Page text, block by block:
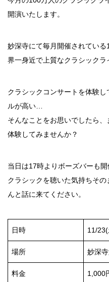
開演いたします。
妙深寺にて毎月開催されてい
界一身近で上質なクラシックラ
クラシックコンサートを体験
ルが高い…
そんなことをお思いでしたら
体験してみませんか？
当日は17時よりボーズバーも開
クラシックを聴いた気持ちそ
んと話に来てください。
日時 11/
場所 妙深
料金 1,000